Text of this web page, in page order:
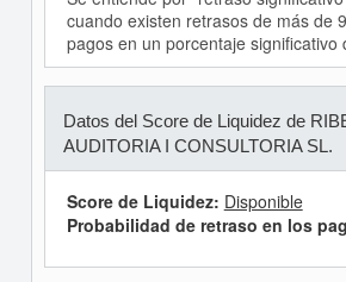
cuando existen retrasos de más de
pagos en un porcentaje significativo
Datos del Score de Liquidez de
AUDITORIA I CONSULTORIA SL.
Score de Liquidez: Disponible
Probabilidad de retraso en los